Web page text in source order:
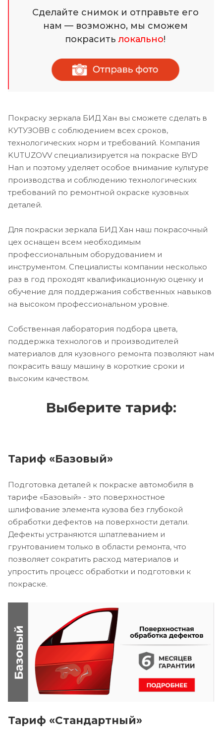
Сделайте снимок и отправьте его
нам — возможно, мы сможем
покраситьлокально!
Покраску зеркала БИД Хан вы сможете сделать в
КУТУЗОВВ с соблюдением всех сроков,
технологических норм и требований. Компания
KUTUZOVV специализируется на покраске BYD
Han и поэтому уделяет особое внимание культуре
производства и соблюдению технологических
требований по ремонтной окраске кузовных
деталей.
Для покраски зеркала БИД Хан наш покрасочный
цех оснащен всем необходимым
профессиональным оборудованием и
инструментом. Специалисты компании несколько
раз в год проходят квалификационную оценку и
обучение для поддержания собственных навыков
на высоком профессиональном уровне.
Собственная лаборатория подбора цвета,
поддержка технологов и производителей
материалов для кузовного ремонта позволяют нам
покрасить вашу машину в короткие сроки и
высоким качеством.
Выберите тариф:
Тариф «Базовый»
Подготовка деталей к покраске автомобиля в
тарифе «Базовый» - это поверхностное
шлифование элемента кузова без глубокой
обработки дефектов на поверхности детали.
Дефекты устраняются шпатлеванием и
грунтованием только в области ремонта, что
позволяет сократить расход материалов и
упростить процесс обработки и подготовки к
покраске.
Тариф «Стандартный»